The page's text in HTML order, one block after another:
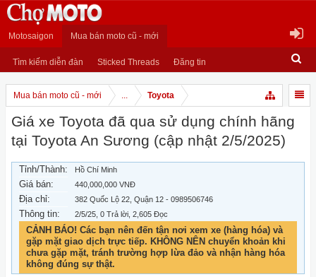
Motosaigon Mua bán moto cũ - mới
Tìm kiếm diễn đàn Sticked Threads Đăng tin
Mua bán moto cũ - mới ... Toyota
Giá xe Toyota đã qua sử dụng chính hãng
tại Toyota An Sương (cập nhật 2/5/2025)
Tỉnh/Thành: Hồ Chí Minh
Giá bán: 440,000,000 VNĐ
Địa chỉ: 382 Quốc Lộ 22, Quận 12 - 0989506746
Thông tin: 2/5/25 , 0 Trả lời, 2,605 Đọc
CẢNH BÁO! Các bạn nên đến tận nơi xem xe (hàng hóa) và
gặp mặt giao dịch trực tiếp. KHÔNG NÊN chuyển khoản khi
chưa gặp mặt, tránh trường hợp lừa đảo và nhận hàng hóa
không đúng sự thật.